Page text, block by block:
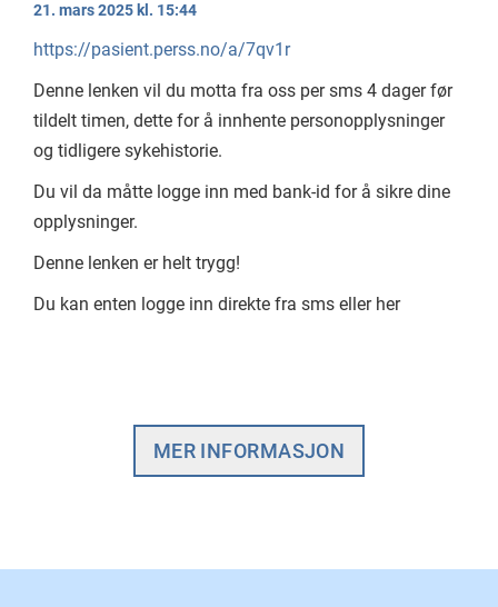
21. mars 2025 kl. 15:44
https://pasient.perss.no/a/7qv1r
Denne lenken vil du motta fra oss per sms 4 dager før
tildelt timen, dette for å innhente personopplysninger
og tidligere sykehistorie.
Du vil da måtte logge inn med bank-id for å sikre dine
opplysninger.
Denne lenken er helt trygg!
Du kan enten logge inn direkte fra sms eller her
MER INFORMASJON